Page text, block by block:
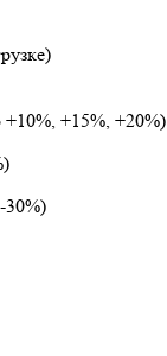
+15%,
30%)